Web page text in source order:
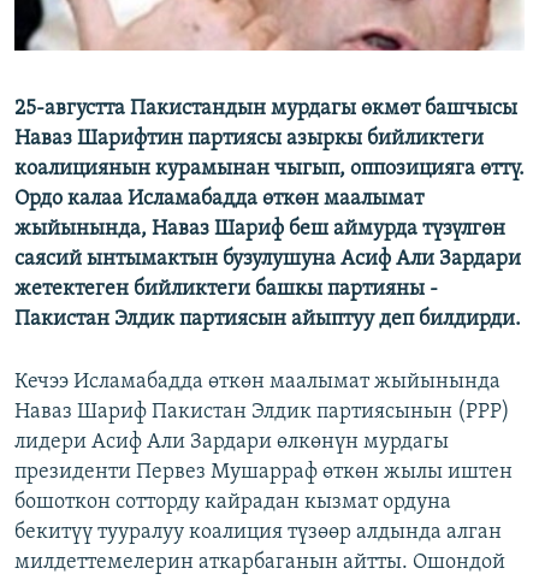
25-августта Пакистандын мурдагы өкмөт башчысы
Наваз Шарифтин партиясы азыркы бийликтеги
коалициянын курамынан чыгып, оппозицияга өттү.
Ордо калаа Исламабадда өткөн маалымат
жыйынында, Наваз Шариф беш аймурда түзүлгөн
саясий ынтымактын бузулушуна Асиф Али Зардари
жетектеген бийликтеги башкы партияны -
Пакистан Элдик партиясын айыптуу деп билдирди.
Кечээ Исламабадда өткөн маалымат жыйынында
Наваз Шариф Пакистан Элдик партиясынын (PPP)
лидери Асиф Али Зардари өлкөнүн мурдагы
президенти Первез Мушарраф өткөн жылы иштен
бошоткон сотторду кайрадан кызмат ордуна
бекитүү тууралуу коалиция түзөөр алдында алган
милдеттемелерин аткарбаганын айтты. Ошондой